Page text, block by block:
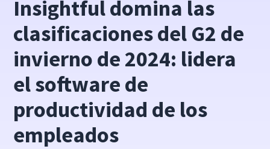
Insightful domina las
clasificaciones del G2 de
invierno de 2024: lidera
el software de
productividad de los
empleados